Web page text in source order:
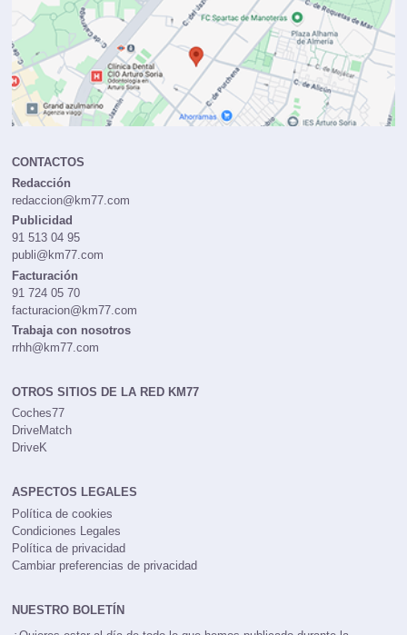
CONTACTOS
Redacción
redaccion@km77.com
Publicidad
91 513 04 95
publi@km77.com
Facturación
91 724 05 70
facturacion@km77.com
Trabaja con nosotros
rrhh@km77.com
OTROS SITIOS DE LA RED KM77
Coches77
DriveMatch
DriveK
ASPECTOS LEGALES
Política de cookies
Condiciones Legales
Política de privacidad
Cambiar preferencias de privacidad
NUESTRO BOLETÍN